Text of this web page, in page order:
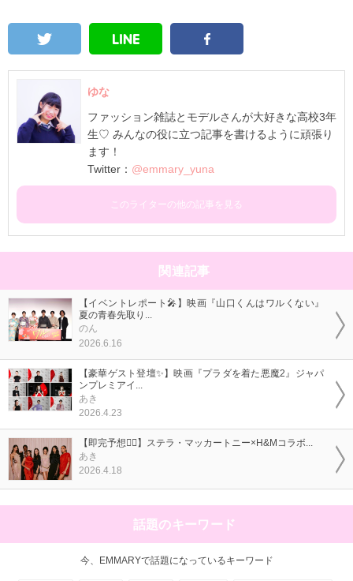
ゆな
ファッション雑誌とモデルさんが大好きな高校3年
生♡ みんなの役に立つ記事を書けるように頑張り
ます！
Twitter： @emmary_yuna
このライターの他の記事を見る
関連記事
【イベントレポート🎤】映画『山口くんはワルくない』
夏の青春先取り...
のん
2026.6.16
【豪華ゲスト登壇✨】映画『プラダを着た悪魔2』ジャパ
ンプレミアイ...
あき
2026.4.23
【即完予想❤️‍🔥】ステラ・マッカートニー×H&Mコラボ...
あき
2026.4.18
話題のキーワード
今、EMMARYで話題になっているキーワード